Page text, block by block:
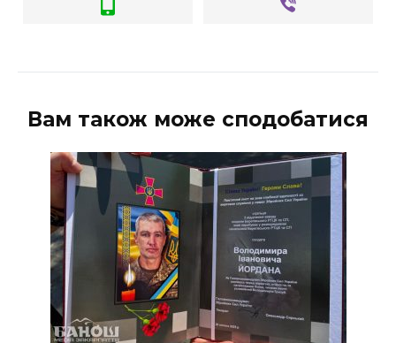
Вам також може сподобатися